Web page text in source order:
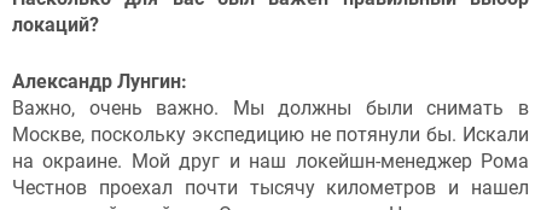
локаций?
Александр Лунгин:
Важно, очень важно. Мы должны были снимать в
Москве, поскольку экспедицию не потянули бы. Искали
на окраине. Мой друг и наш локейшн-менеджер Рома
Честнов проехал почти тысячу километров и нашел